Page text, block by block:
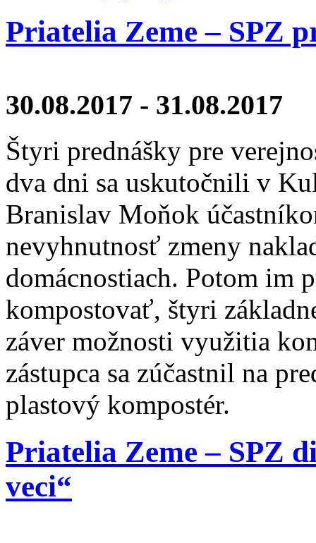
Priatelia Zeme – SPZ
30.08.2017 - 31.08.2017
Štyri prednášky pre
dva dni sa uskutočnili v
Branislav Moňok
nevyhnutnosť zmeny
domácnostiach. Potom im
kompostovať, štyri
záver možnosti využitia
zástupca sa zúčastnil na
plastový kompostér.
Priatelia Zeme – SPZ
veci“